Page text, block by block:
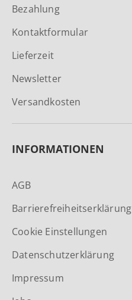
Bezahlung
Kontaktformular
Lieferzeit
Newsletter
Versandkosten
INFORMATIONEN
AGB
Barrierefreiheitserklärung
Cookie Einstellungen
Datenschutzerklärung
Impressum